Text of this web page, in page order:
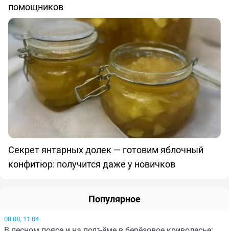
помощников
Секрет янтарных долек — готовим яблочный
конфитюр: получится даже у новичков
Популярное
08.08, 11:04